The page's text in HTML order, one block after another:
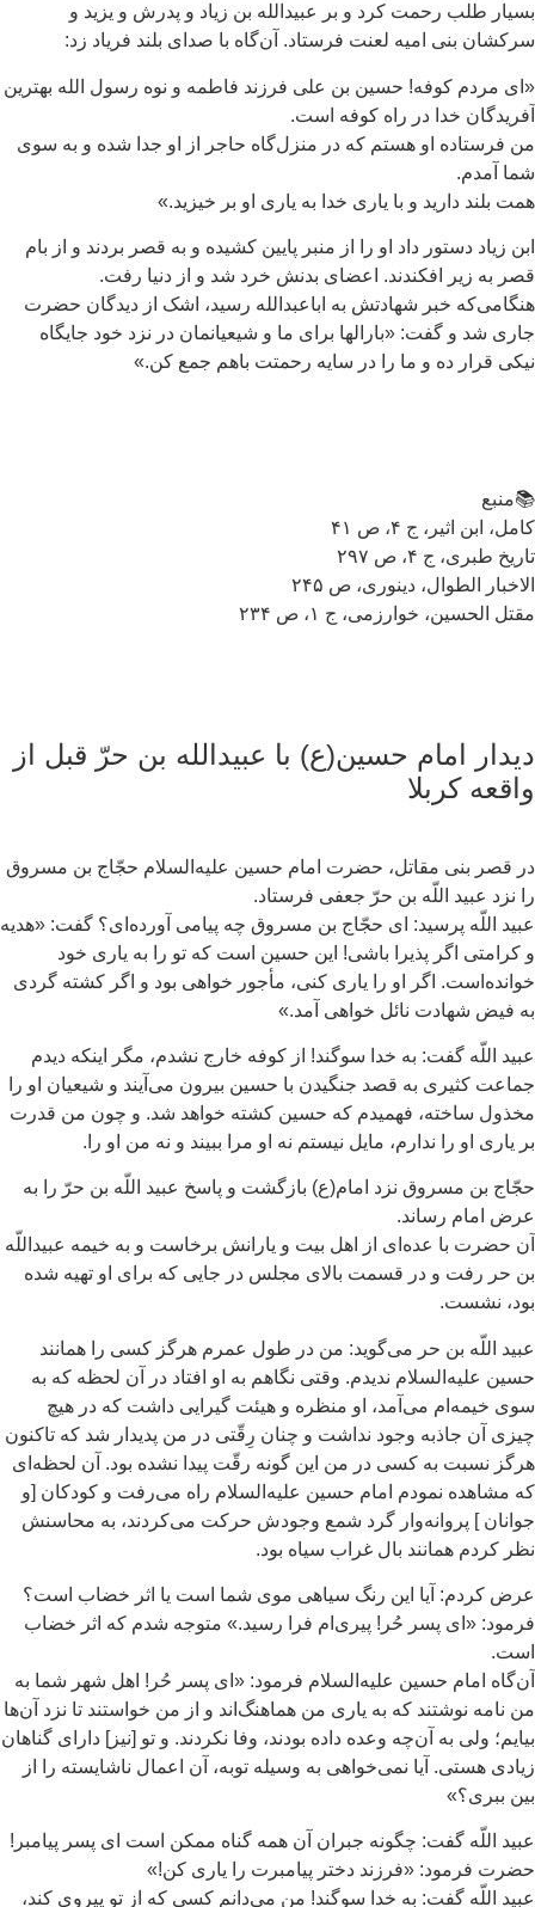
طلب رحمت کرد و بر عبیدالله بن زیاد و پدرش و یزید و
بنی امیه لعنت فرستاد. آن‌گاه با صدای بلند فریاد زد:
مردم کوفه! حسین بن علی فرزند فاطمه و نوه رسول الله بهترین
خدا در راه کوفه است.
فرستاده او هستم که در منزل‌گاه حاجر از او جدا شده و به سوی
آمدم.
بلند دارید و با یاری خدا به یاری او بر خیزید.»
زیاد دستور داد او را از منبر پایین کشیده و به قصر بردند و از بام
به زیر افکندند. اعضای بدنش خرد شد و از دنیا رفت.
خبر شهادتش به اباعبدالله رسید، اشک از دیدگان حضرت
شد و گفت: «بارالها برای ما و شیعیانمان در نزد خود جایگاه
قرار ده و ما را در سایه رحمتت باهم جمع کن.»
ابن اثیر، ج ۴، ص ۴۱
طبری، ج ۴، ص ۲۹۷
الطوال، دینوری، ص ۲۴۵
الحسین، خوارزمی، ج ۱، ص ۲۳۴
امام حسین(ع) با عبیدالله بن حرّ قبل از
کربلا
قصر بنی مقاتل، حضرت امام حسین علیه‌السلام حجّاج بن مسروق
نزد عبید اللّه بن حرّ جعفی فرستاد.
اللّه پرسید: ای حجّاج بن مسروق چه پیامی آورده‌ای؟ گفت: «هدیه
کرامتی اگر پذیرا باشی! این حسین است که تو را به یاری خود
اگر او را یاری کنی، مأجور خواهی بود و اگر کشته گردی
فیض شهادت نائل خواهی آمد.»
اللّه گفت: به خدا سوگند! از کوفه خارج نشدم، مگر اینکه دیدم
کثیری به قصد جنگیدن با حسین بیرون می‌آیند و شیعیان او را
ساخته، فهمیدم که حسین کشته خواهد شد. و چون من قدرت
یاری او را ندارم، مایل نیستم نه او مرا ببیند و نه من او را.
بن مسروق نزد امام(ع) بازگشت و پاسخ عبید اللّه بن حرّ را به
امام رساند.
حضرت با عده‌ای از اهل بیت و یارانش برخاست و به خیمه عبیداللّه
حر رفت و در قسمت بالای مجلس در جایی که برای او تهیه شده
نشست.
اللّه بن حر می‌گوید: من در طول عمرم هرگز کسی را همانند
علیه‌السلام ندیدم. وقتی نگاهم به او افتاد در آن لحظه که به
خیمه‌ام می‌آمد، او منظره و هیئت گیرایی داشت که در هیچ
آن جاذبه وجود نداشت و چنان رِقّتی در من پدیدار شد که تاکنون
نسبت به کسی در من این گونه رقّت پیدا نشده بود. آن لحظه‌ای
مشاهده نمودم امام حسین علیه‌السلام راه می‌رفت و کودکان [و
] پروانه‌وار گرد شمع وجودش حرکت می‌کردند، به محاسنش
کردم همانند بال غراب سیاه بود.
کردم: آیا این رنگ سیاهی موی شما است یا اثر خضاب است؟
«ای پسر حُر! پیری‌ام فرا رسید.» متوجه شدم که اثر خضاب
امام حسین علیه‌السلام فرمود: «ای پسر حُر! اهل شهر شما به
نامه نوشتند که به یاری من هماهنگ‌اند و از من خواستند تا نزد آن‌ها
ولی به آن‌چه وعده داده بودند، وفا نکردند. و تو [نیز] دارای گناهان
هستی. آیا نمی‌خواهی به وسیله توبه، آن اعمال ناشایسته را از
ببری؟»
اللّه گفت: چگونه جبران آن همه گناه ممکن است ای پسر پیامبر!
فرمود: «فرزند دختر پیامبرت را یاری کن!»
اللّه گفت: به خدا سوگند! من می‌دانم کسی که از تو پیروی کند،